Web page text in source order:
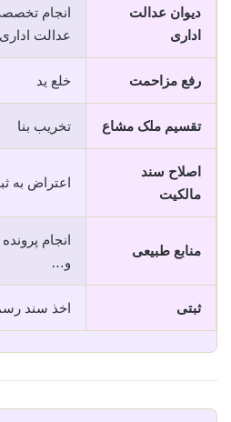
دیوان عدالت
اداری
انجام
عدالت اداری
رفع مزاحمت خلع ید
تقسیم ملک مشاع تخریب بنا
اصلاح سند
مالکیت
اعتراض به
منابع طبیعی
انجام
و…
ثبتی اخذ سند